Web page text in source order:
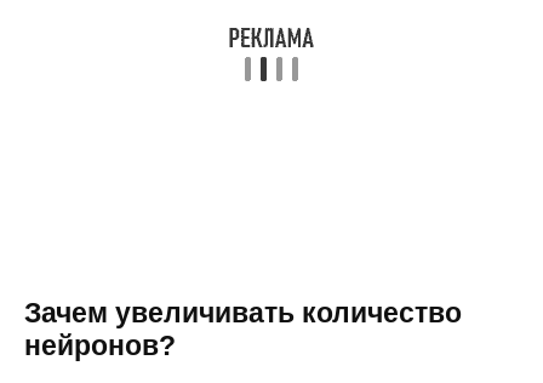
Зачем увеличивать количество
нейронов?